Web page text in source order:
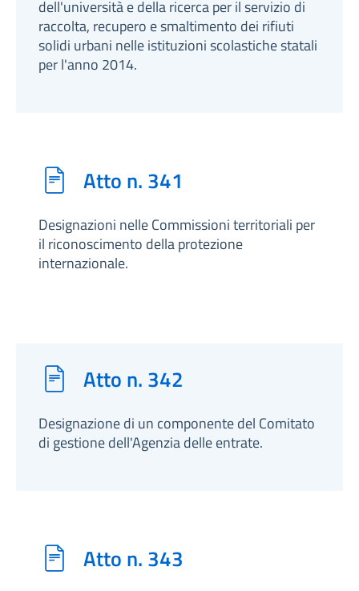
dell'università e della ricerca per il servizio di
raccolta, recupero e smaltimento dei rifiuti
solidi urbani nelle istituzioni scolastiche statali
per l'anno 2014.
Atto n. 341
Designazioni nelle Commissioni territoriali per
il riconoscimento della protezione
internazionale.
Atto n. 342
Designazione di un componente del Comitato
di gestione dell'Agenzia delle entrate.
Atto n. 343